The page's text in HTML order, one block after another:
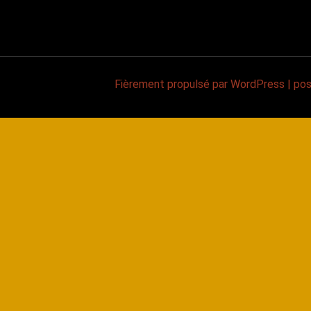
Fièrement propulsé par WordPress